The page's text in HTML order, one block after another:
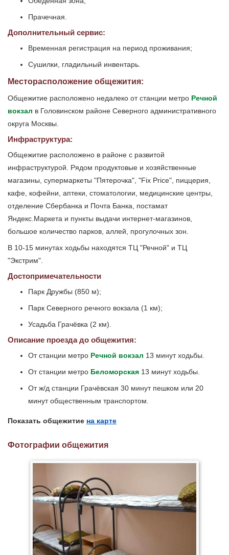
Прачечная.
Дополнительный сервис:
Временная регистрация на период проживания;
Сушилки, гладильный инвентарь.
Месторасположение общежития:
Общежитие расположено недалеко от станции метро Речной
вокзал в Головинском районе Северного административного
округа Москвы.
Инфраструктура:
Общежитие расположено в районе с развитой
инфраструктурой. Рядом продуктовые и хозяйственные
магазины, супермаркеты "Пятерочка", "Fix Price", пиццерия,
кафе, кофейни, аптеки, стоматологии, медицинские центры,
отделение Сбербанка и Почта Банка, постамат
Яндекс.Маркета и пункты выдачи интернет-магазинов,
большое количество парков, аллей, прогулочных зон.
В 10-15 минутах ходьбы находятся ТЦ "Речной" и ТЦ
"Экстрим".
Достопримечательности
Парк Дружбы (850 м);
Парк Северного речного вокзала (1 км);
Усадьба Грачёвка (2 км).
Описание проезда до общежития:
От станции метро Речной вокзал 13 минут ходьбы.
От станции метро Беломорская 13 минут ходьбы.
От ж/д станции Грачёвская 30 минут пешком или 20
минут общественным транспортом.
Показать общежитие на карте
Фотографии общежития